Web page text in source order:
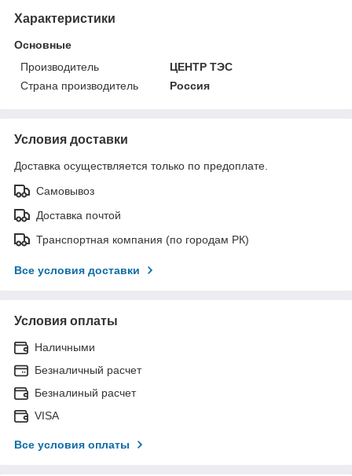
Характеристики
Основные
Производитель
ЦЕНТР ТЭС
Страна производитель
Россия
Условия доставки
Доставка осуществляется только по предоплате.
Самовывоз
Доставка почтой
Транспортная компания (по городам РК)
Все условия доставки
Условия оплаты
Наличными
Безналичный расчет
Безналиный расчет
VISA
Все условия оплаты